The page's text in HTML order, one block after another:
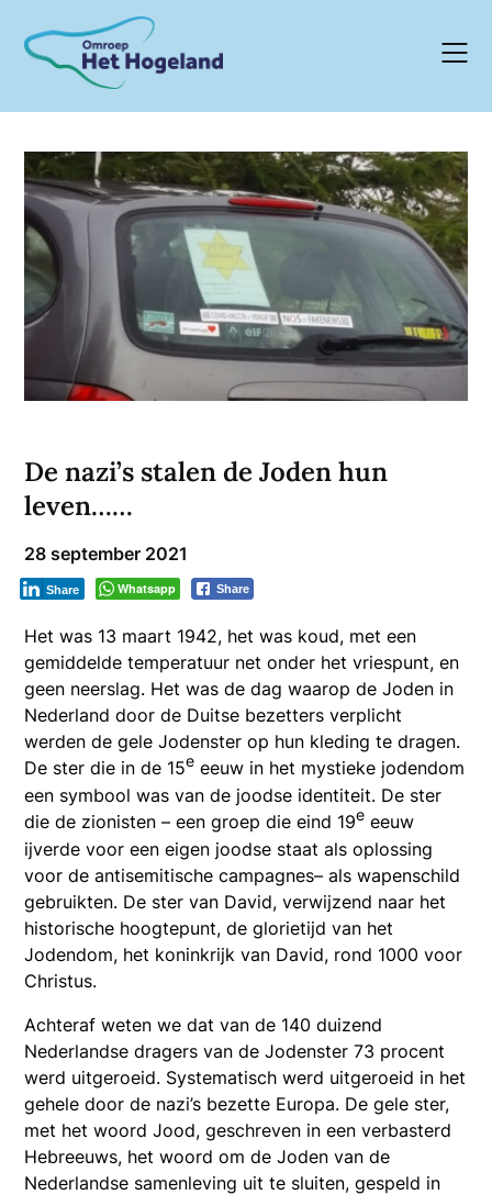
content
De nazi’s stalen de Joden hun
leven……
28 september 2021
Whatsapp Share
Share
Het was 13 maart 1942, het was koud, met een
gemiddelde temperatuur net onder het vriespunt, en
geen neerslag. Het was de dag waarop de Joden in
Nederland door de Duitse bezetters verplicht
werden de gele Jodenster op hun kleding te dragen.
De ster die in de 15e eeuw in het mystieke jodendom
een symbool was van de joodse identiteit. De ster
die de zionisten – een groep die eind 19e eeuw
ijverde voor een eigen joodse staat als oplossing
voor de antisemitische campagnes– als wapenschild
gebruikten. De ster van David, verwijzend naar het
historische hoogtepunt, de glorietijd van het
Jodendom, het koninkrijk van David, rond 1000 voor
Christus.
Achteraf weten we dat van de 140 duizend
Nederlandse dragers van de Jodenster 73 procent
werd uitgeroeid. Systematisch werd uitgeroeid in het
gehele door de nazi’s bezette Europa. De gele ster,
met het woord Jood, geschreven in een verbasterd
Hebreeuws, het woord om de Joden van de
Nederlandse samenleving uit te sluiten, gespeld in